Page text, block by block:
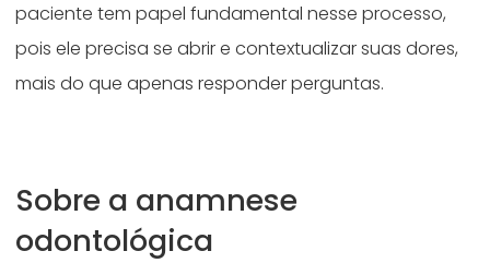
paciente tem papel fundamental nesse processo,
pois ele precisa se abrir e contextualizar suas dores,
mais do que apenas responder perguntas.
Sobre a anamnese
odontológica